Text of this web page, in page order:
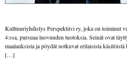
Kulttuuriyhdistys Perspektiivi ry, joka on toiminut
4:ssa, pursuaa luovuuden tuotoksia. Seinät ovat
maalauksista ja pöydät notkuvat erilaisista
[…]